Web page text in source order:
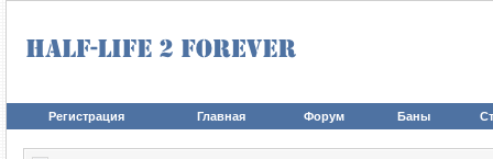
Регистрация Главная Форум Баны